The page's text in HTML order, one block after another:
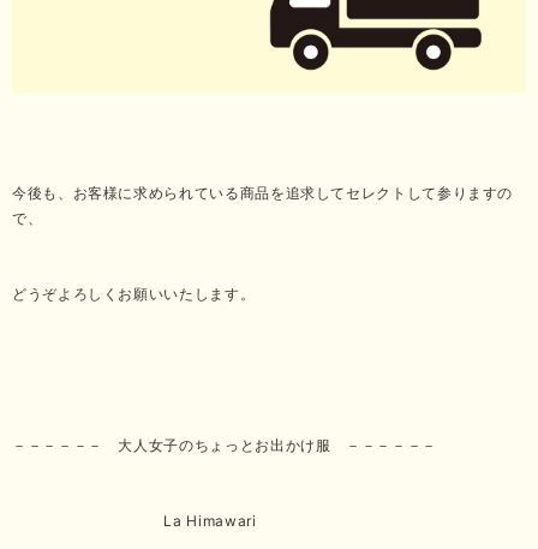
今後も、お客様に求められている商品を追求してセレクトして参りますの
で、
どうぞよろしくお願いいたします。
－－－－－－ 大人女子のちょっとお出かけ服 －－－－－－
La Himawari